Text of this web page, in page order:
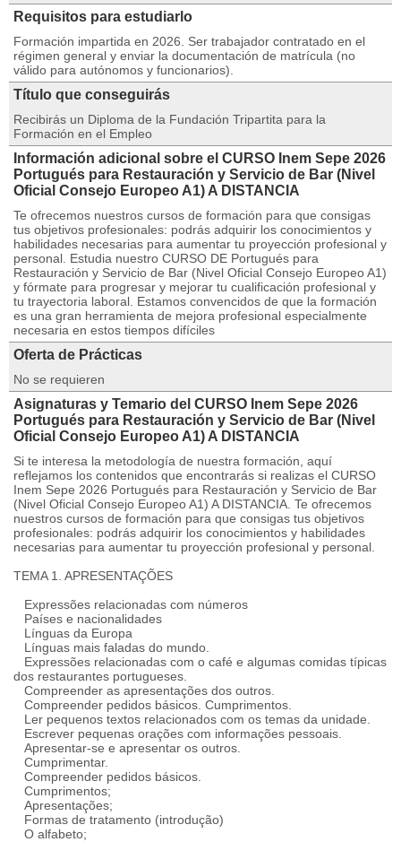
Requisitos para estudiarlo
Formación impartida en 2026. Ser trabajador contratado en el
régimen general y enviar la documentación de matrícula (no
válido para autónomos y funcionarios).
Título que conseguirás
Recibirás un Diploma de la Fundación Tripartita para la
Formación en el Empleo
Información adicional sobre el CURSO Inem Sepe 2026
Portugués para Restauración y Servicio de Bar (Nivel
Oficial Consejo Europeo A1) A DISTANCIA
Te ofrecemos nuestros cursos de formación para que consigas
tus objetivos profesionales: podrás adquirir los conocimientos y
habilidades necesarias para aumentar tu proyección profesional y
personal. Estudia nuestro CURSO DE Portugués para
Restauración y Servicio de Bar (Nivel Oficial Consejo Europeo A1)
y fórmate para progresar y mejorar tu cualificación profesional y
tu trayectoria laboral. Estamos convencidos de que la formación
es una gran herramienta de mejora profesional especialmente
necesaria en estos tiempos difíciles
Oferta de Prácticas
No se requieren
Asignaturas y Temario del CURSO Inem Sepe 2026
Portugués para Restauración y Servicio de Bar (Nivel
Oficial Consejo Europeo A1) A DISTANCIA
Si te interesa la metodología de nuestra formación, aquí
reflejamos los contenidos que encontrarás si realizas el CURSO
Inem Sepe 2026 Portugués para Restauración y Servicio de Bar
(Nivel Oficial Consejo Europeo A1) A DISTANCIA. Te ofrecemos
nuestros cursos de formación para que consigas tus objetivos
profesionales: podrás adquirir los conocimientos y habilidades
necesarias para aumentar tu proyección profesional y personal.
TEMA 1. APRESENTAÇÕES
Expressões relacionadas com números
Países e nacionalidades
Línguas da Europa
Línguas mais faladas do mundo.
Expressões relacionadas com o café e algumas comidas típicas
dos restaurantes portugueses.
Compreender as apresentações dos outros.
Compreender pedidos básicos. Cumprimentos.
Ler pequenos textos relacionados com os temas da unidade.
Escrever pequenas orações com informações pessoais.
Apresentar-se e apresentar os outros.
Cumprimentar.
Compreender pedidos básicos.
Cumprimentos;
Apresentações;
Formas de tratamento (introdução)
O alfabeto;